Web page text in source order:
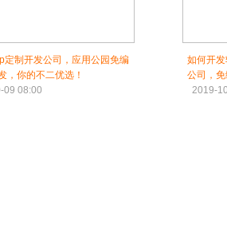
定制开发公司，应用公园免编
，你的不二优选！
09 08:00
如何开
公司，
2019-